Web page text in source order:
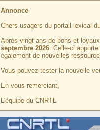
Annonce
Chers usagers du portail lexical
Après vingt ans de bons et
septembre 2026. Celle-ci
également de nouvelles
Vous pouvez tester la nouvelle
En vous remerciant,
L'équipe du CNRTL